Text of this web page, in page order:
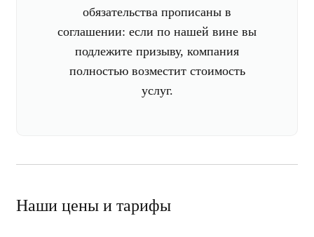
обязательства прописаны в
соглашении: если по нашей вине вы
подлежите призыву, компания
полностью возместит стоимость
услуг.
Наши цены и тарифы